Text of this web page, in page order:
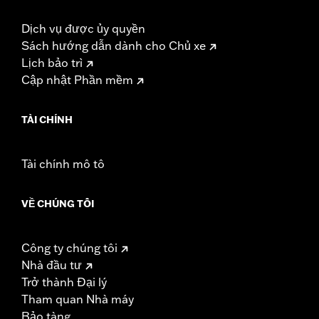
Dịch vụ được ủy quyền
Sách hướng dẫn dành cho Chủ xe
Lịch bảo trì
Cập nhật Phần mềm
TÀI CHÍNH
Tài chính mô tô
VỀ CHÚNG TÔI
Công ty chúng tôi
Nhà đầu tư
Trở thành Đại lý
Tham quan Nhà máy
Bảo tàng